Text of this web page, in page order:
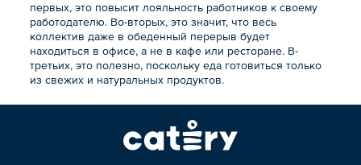
первых, это повысит лояльность работников к своему
работодателю. Во-вторых, это значит, что весь
коллектив даже в обеденный перерыв будет
находиться в офисе, а не в кафе или ресторане. В-
третьих, это полезно, поскольку еда готовиться только
из свежих и натуральных продуктов.